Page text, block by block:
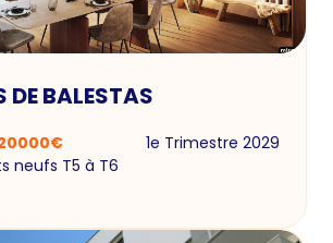
DE BALESTAS
€
1e Trimestre 2029
neufs T5 à T6